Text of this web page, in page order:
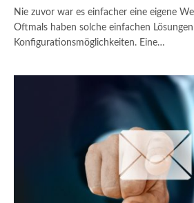
Nie zuvor war es einfacher eine eigene
Oftmals haben solche einfachen
Konfigurationsmöglichkeiten. Eine…